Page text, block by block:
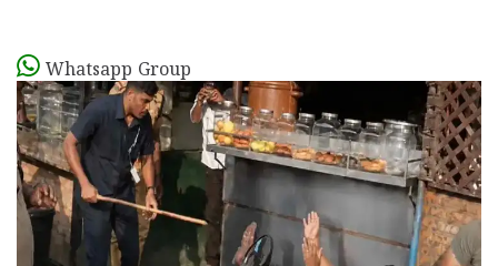
Whatsapp Group